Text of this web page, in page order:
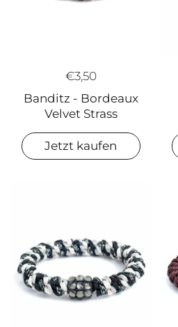
€3,50
Banditz - Bordeaux
Velvet Strass
Jetzt kaufen